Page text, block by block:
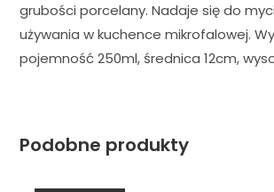
grubości porcelany. Nadaje się do
używania w kuchence mikrofalowej.
pojemność 250ml, średnica 12cm,
Podobne produkty